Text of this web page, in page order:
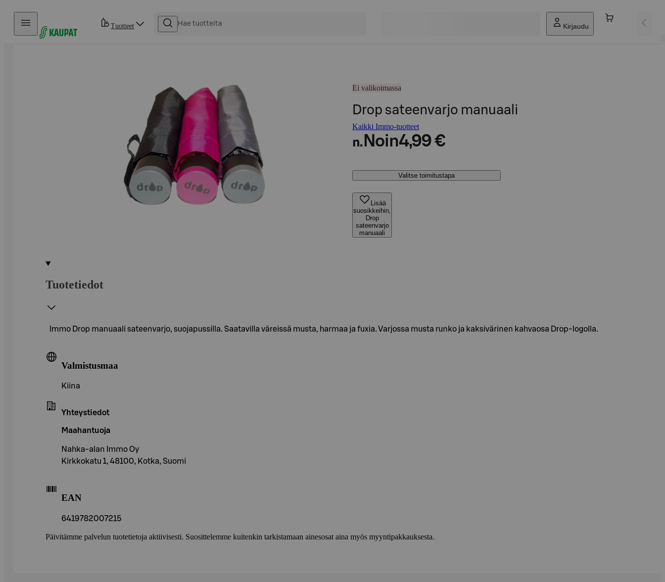
Hyppää sisältöön
Tuotteet Kirjaudu
Ei valikoimassa
Drop sateenvarjo manuaali
Kaikki Immo-tuotteet
n. Noin4,99 €
Valitse toimitustapa
Lisää
suosikkeihin,
Drop
sateenvarjo
manuaali
Tuotetiedot
Immo Drop manuaali sateenvarjo, suojapussilla. Saatavilla väreissä musta, harmaa ja fuxia. Varjossa musta runko ja kaksivärinen kahvaosa Drop-logolla.
Valmistusmaa
Kiina
Yhteystiedot
Maahantuoja
Nahka-alan Immo Oy
Kirkkokatu 1, 48100, Kotka, Suomi
EAN
6419782007215
Päivitämme palvelun tuotetietoja aktiivisesti. Suosittelemme kuitenkin tarkistamaan ainesosat aina myös myyntipakkauksesta.